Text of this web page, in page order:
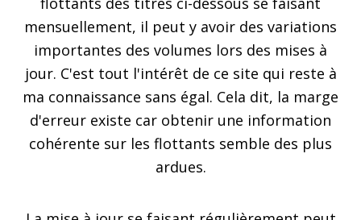
mensuellement, il peut y avoir des variations
importantes des volumes lors des mises à
jour. C'est tout l'intérêt de ce site qui reste à
ma connaissance sans égal. Cela dit, la marge
d'erreur existe car obtenir une information
cohérente sur les flottants semble des plus
ardues.